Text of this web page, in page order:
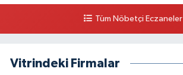
Tüm Nöbetçi Eczaneler
Vitrindeki Firmalar